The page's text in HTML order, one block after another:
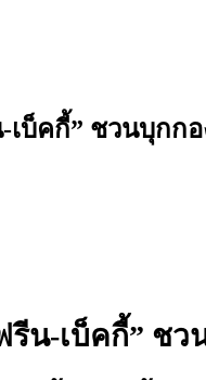
บ็คกี้” ชวนบุกก
น-เบ็คกี้” ช